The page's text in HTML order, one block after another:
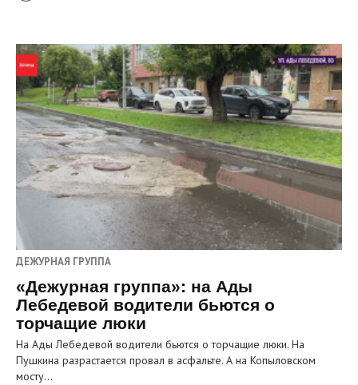
ДЕЖУРНАЯ ГРУППА
«Дежурная группа»: на Ады
Лебедевой водители бьются о
торчащие люки
На Ады Лебедевой водители бьются о торчащие люки. На
Пушкина разрастается провал в асфальте. А на Копыловском
мосту…